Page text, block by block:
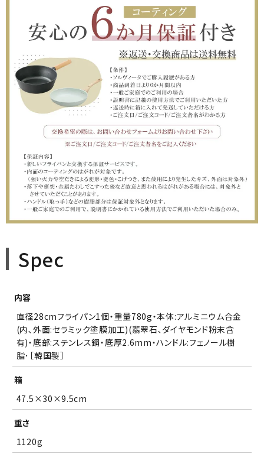
■包装の有無（通常発送日＋3営業日以降発送）
(
必
須
)
□のし紙の有無（のし上・表書きの選択・内のし対応）
須
)
＞のしのお名前（のし下・印字する場合は入力してください）
※ギフト対応について
(
必
)
確認しました
Spec
内容
直径28cmフライパン1個・重量780g・本体:アルミニウム合金
(内､外面:セラミック塗膜加工)(翡翠石､ダイヤモンド粉末含
有)・底部:ステンレス鋼・底厚2.6mm・ハンドル:フェノール樹
脂･［韓国製］
箱
47.5×30×9.5cm
重さ
1120g